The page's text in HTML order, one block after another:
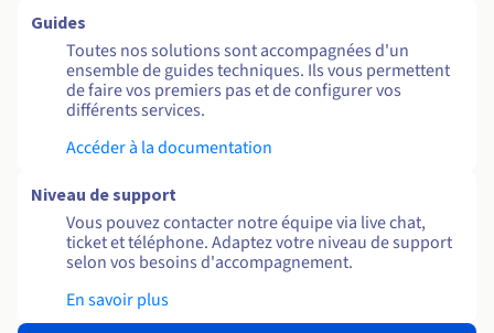
Guides
Toutes nos solutions sont accompagnées d'un
ensemble de guides techniques. Ils vous permettent
de faire vos premiers pas et de configurer vos
différents services.
Accéder à la documentation
Niveau de support
Vous pouvez contacter notre équipe via live chat,
ticket et téléphone. Adaptez votre niveau de support
selon vos besoins d'accompagnement.
En savoir plus